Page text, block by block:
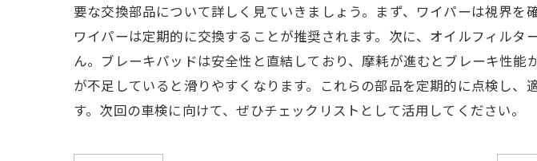
要な交換部品について詳しく見ていきましょう。まず、ワイパーは視界
ワイパーは定期的に交換することが推奨されます。次に、オイルフィル
ん。ブレーキパッドは安全性と直結しており、摩耗が進むとブレーキ性
が不足していると滑りやすくなります。これらの部品を定期的に点検し
す。次回の車検に向けて、ぜひチェックリストとして活用してください。